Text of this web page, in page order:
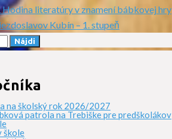
Hodina literatúry v znamení bábkovej hry
Kubín – 1. stupeň
na školský rok 2026/2027
patrola na Trebiške pre predškolákov
škole